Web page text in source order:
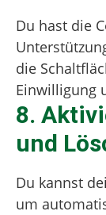
Du hast die
die
Einwilligung
8.
und
Du kannst
um